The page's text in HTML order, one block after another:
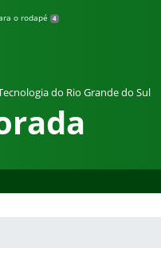
o rodapé 4
do Rio Grande do Sul